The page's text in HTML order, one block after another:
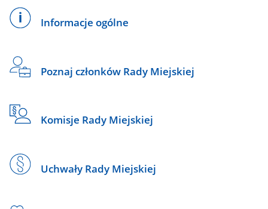
Informacje ogólne
Poznaj członków Rady Miejskiej
Komisje Rady Miejskiej
Uchwały Rady Miejskiej